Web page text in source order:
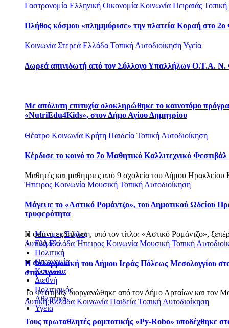
Γαστρονομία Ελληνική Οικονομία Κοινωνία Πειραιάς Τοπική
Πλήθος κόσμου «πλημμύρισε» την πλατεία Κοραή στο 2ο
Κοινωνία Στερεά Ελλάδα Τοπική ΑυτοδιοίκησηΥγεία
Δωρεά απινιδωτή από τον Σύλλογο Υπαλλήλων Ο.Τ.Α.
Με απόλυτη επιτυχία ολοκληρώθηκε το καινοτόμο
«NutriEdu4Kids», στον Δήμο Αγίου Δημητρίου
Θέατρο Κοινωνία Κρήτη Παιδεία Τοπική Αυτοδιοίκηση
Κέρδισε το κοινό το 7ο Μαθητικό Καλλιτεχνικό
Μαθητές και μαθήτριες από 9 σχολεία του Δήμου Ηρακλείου
Ήπειρος Κοινωνία Μουσική Τοπική Αυτοδιοίκηση
Μάγεψε το «Αστικό Ρομάντζο», του Δημοτικού Ωδείου
τρυφερότητα
Η φετινή εκδήλωση, υπό τον τίτλο: «Αστικό Ρομάντζο»,
Δυτική ΕλλάδαΉπειρος Κοινωνία Μουσική Τοπική
Η Φιλαρμονική του Δήμου Ιεράς Πόλεως Μεσολογγίου
στην Άρτα
Το Φεστιβάλ διοργανώθηκε από τον Δήμο Αρταίων και τον
Δυτική Ελλάδα Κοινωνία Παιδεία Τοπική Αυτοδιοίκηση
Τους πρωταθλητές ρομποτικής «Py-Robo» υποδέχθηκε
Μόνιμες Στήλες
Ελλάδα
Πολιτική
Οικονομία
Κοινωνία
Διεθνή
Πολιτισμός
Αθλητικά
Υγεία